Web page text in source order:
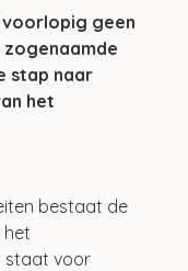
voorlopig geen
stap naar
het
bestaat de
het
staat voor